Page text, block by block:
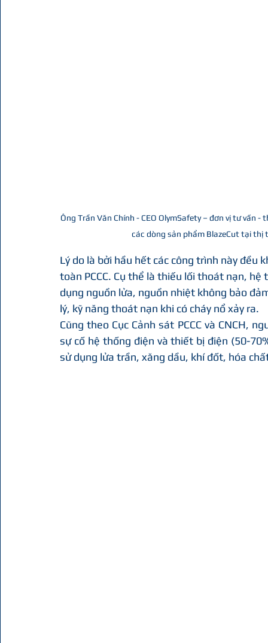
Ông Trần Văn Chính - CEO OlymSafety – đơn vị tư vấn
các dòng sản phẩm BlazeCut tại thị
Lý do là bởi hầu hết các công trình này đều
toàn PCCC. Cụ thể là thiếu lối thoát nạn,
dụng nguồn lửa, nguồn nhiệt không bảo
lý, kỹ năng thoát nạn khi có cháy nổ xảy ra.
Cũng theo Cục Cảnh sát PCCC và CNCH,
sự cố hệ thống điện và thiết bị điện (50-
sử dụng lửa trần, xăng dầu, khí đốt, hóa